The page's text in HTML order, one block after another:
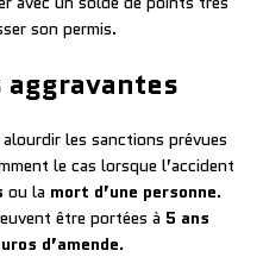
son permis.
les sanctions prévues
le cas lorsque l’accident
ou la mort d’une personne.
être portées à 5 ans
d’amende.